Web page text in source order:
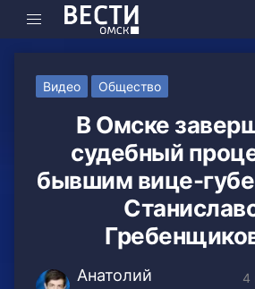
Видео Общество
В Омске
судебный
бывшим вице-
Анатолий
4